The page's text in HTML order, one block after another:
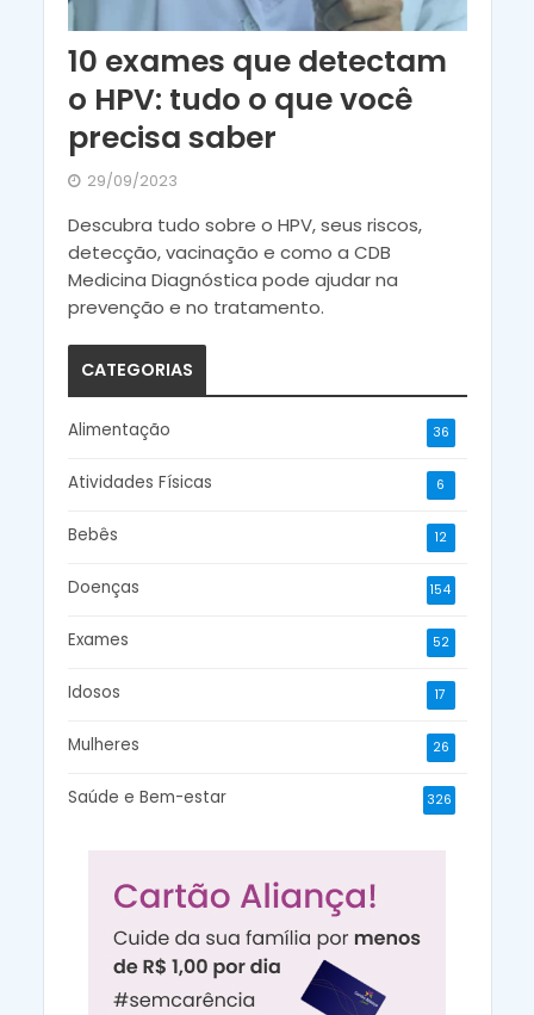
10 exames que detectam
o HPV: tudo o que você
precisa saber
29/09/2023
Descubra tudo sobre o HPV, seus riscos,
detecção, vacinação e como a CDB
Medicina Diagnóstica pode ajudar na
prevenção e no tratamento.
CATEGORIAS
Alimentação 36
Atividades Físicas 6
Bebês 12
Doenças 154
Exames 52
Idosos 17
Mulheres 26
Saúde e Bem-estar 326